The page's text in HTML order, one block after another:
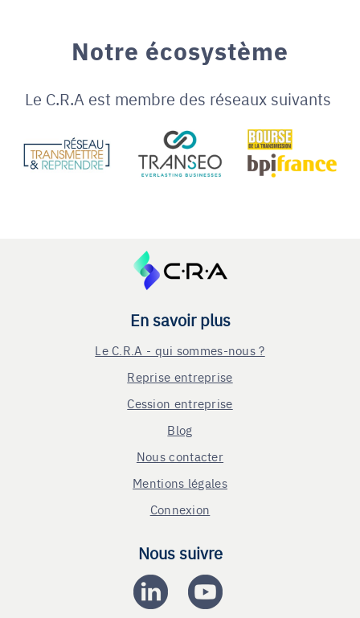
Notre écosystème
Le C.R.A est membre des réseaux suivants
En savoir plus
Le C.R.A - qui sommes-nous ?
Reprise entreprise
Cession entreprise
Blog
Nous contacter
Mentions légales
Connexion
Nous suivre